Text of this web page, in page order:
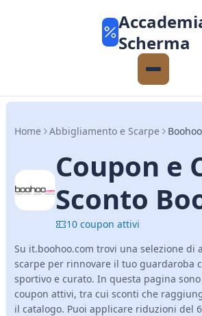
Scherma
Home Abbigliamento e Scarpe Boohoo
Coupon e
Sconto
10 coupon attivi
Su it.boohoo.com trovi una selezione di
scarpe per rinnovare il tuo guardaroba
sportivo e curato. In questa pagina
coupon attivi, tra cui sconti che
il catalogo. Puoi applicare riduzioni del